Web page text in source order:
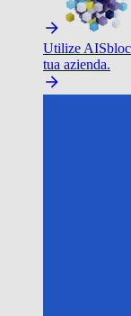
Utilize AI
tua azienda.